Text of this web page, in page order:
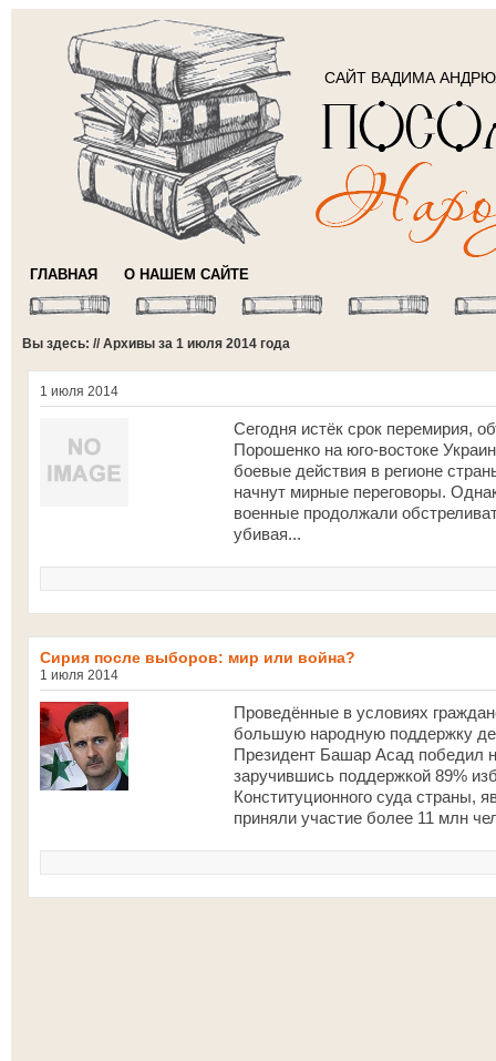
САЙТ ВАДИМА
ГЛАВНАЯ О НАШЕМ САЙТЕ
Вы здесь: // Архивы за 1 июля 2014 года
1 июля 2014
Сегодня истёк срок перемирия,
Порошенко на юго-востоке
боевые действия в регионе
начнут мирные переговоры.
военные продолжали
убивая...
Сирия после выборов: мир или война?
1 июля 2014
Проведённые в условиях
большую народную поддержку
Президент Башар Асад победил
заручившись поддержкой 89%
Конституционного суда страны,
приняли участие более 11 млн